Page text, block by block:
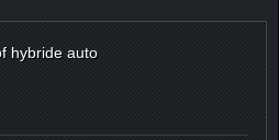
hybride auto